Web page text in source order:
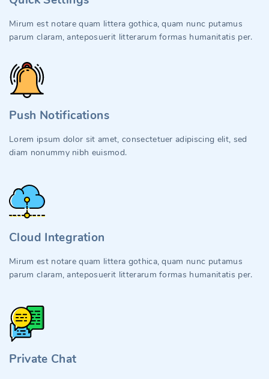
Mirum est notare quam littera gothica, quam nunc putamus
parum claram, anteposuerit litterarum formas humanitatis per.
Push Notifications
Lorem ipsum dolor sit amet, consectetuer adipiscing elit, sed
diam nonummy nibh euismod.
Cloud Integration
Mirum est notare quam littera gothica, quam nunc putamus
parum claram, anteposuerit litterarum formas humanitatis per.
Private Chat